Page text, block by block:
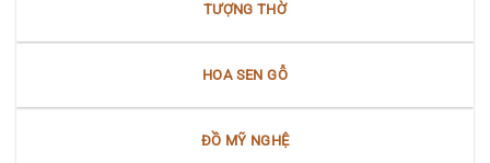
TƯỢNG THỜ
HOA SEN GỖ
ĐỒ MỸ NGHỆ